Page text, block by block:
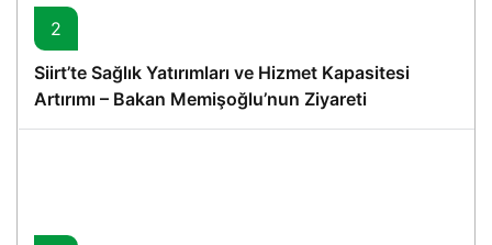
2
Siirt’te Sağlık Yatırımları ve Hizmet Kapasitesi
Artırımı – Bakan Memişoğlu’nun Ziyareti